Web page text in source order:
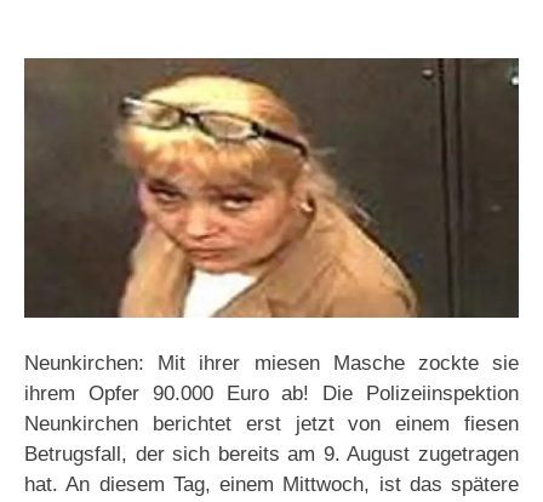
Neunkirchen: Mit ihrer miesen Masche zockte sie
ihrem Opfer 90.000 Euro ab! Die Polizeiinspektion
Neunkirchen berichtet erst jetzt von einem fiesen
Betrugsfall, der sich bereits am 9. August zugetragen
hat. An diesem Tag, einem Mittwoch, ist das spätere